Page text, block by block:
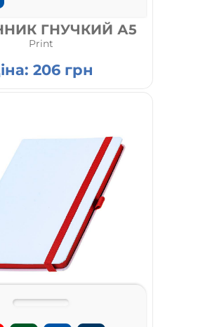
ГНУЧКИЙ А5
Print
206 грн